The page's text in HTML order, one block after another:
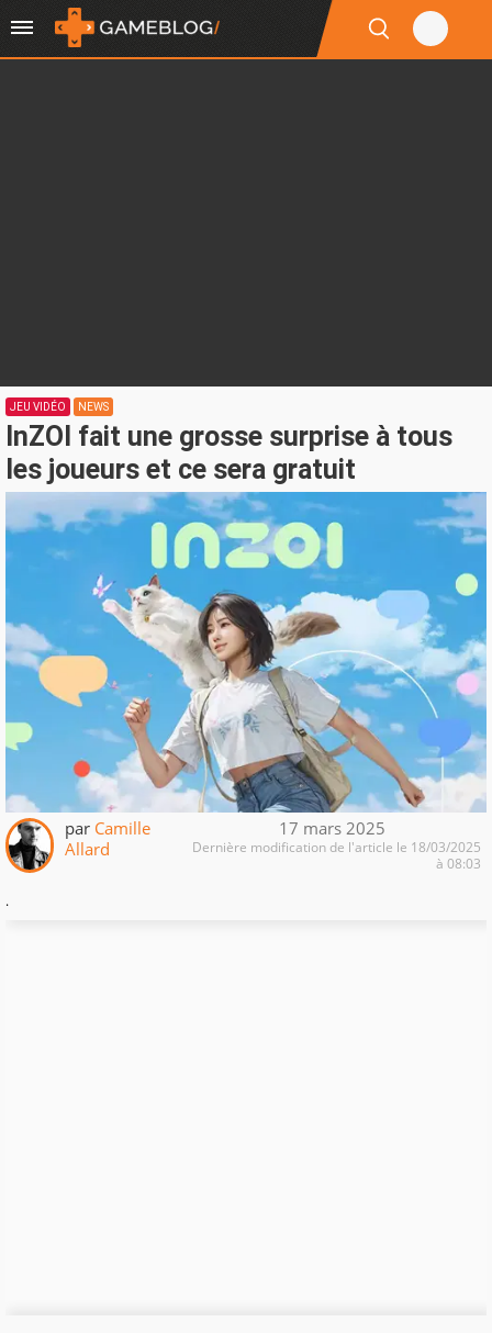
JEU VIDÉO NEWS
InZOI fait une grosse surprise à tous
les joueurs et ce sera gratuit
par Camille
Allard
17 mars 2025
Dernière modification de l'article le 18/03/2025
à 08:03
.